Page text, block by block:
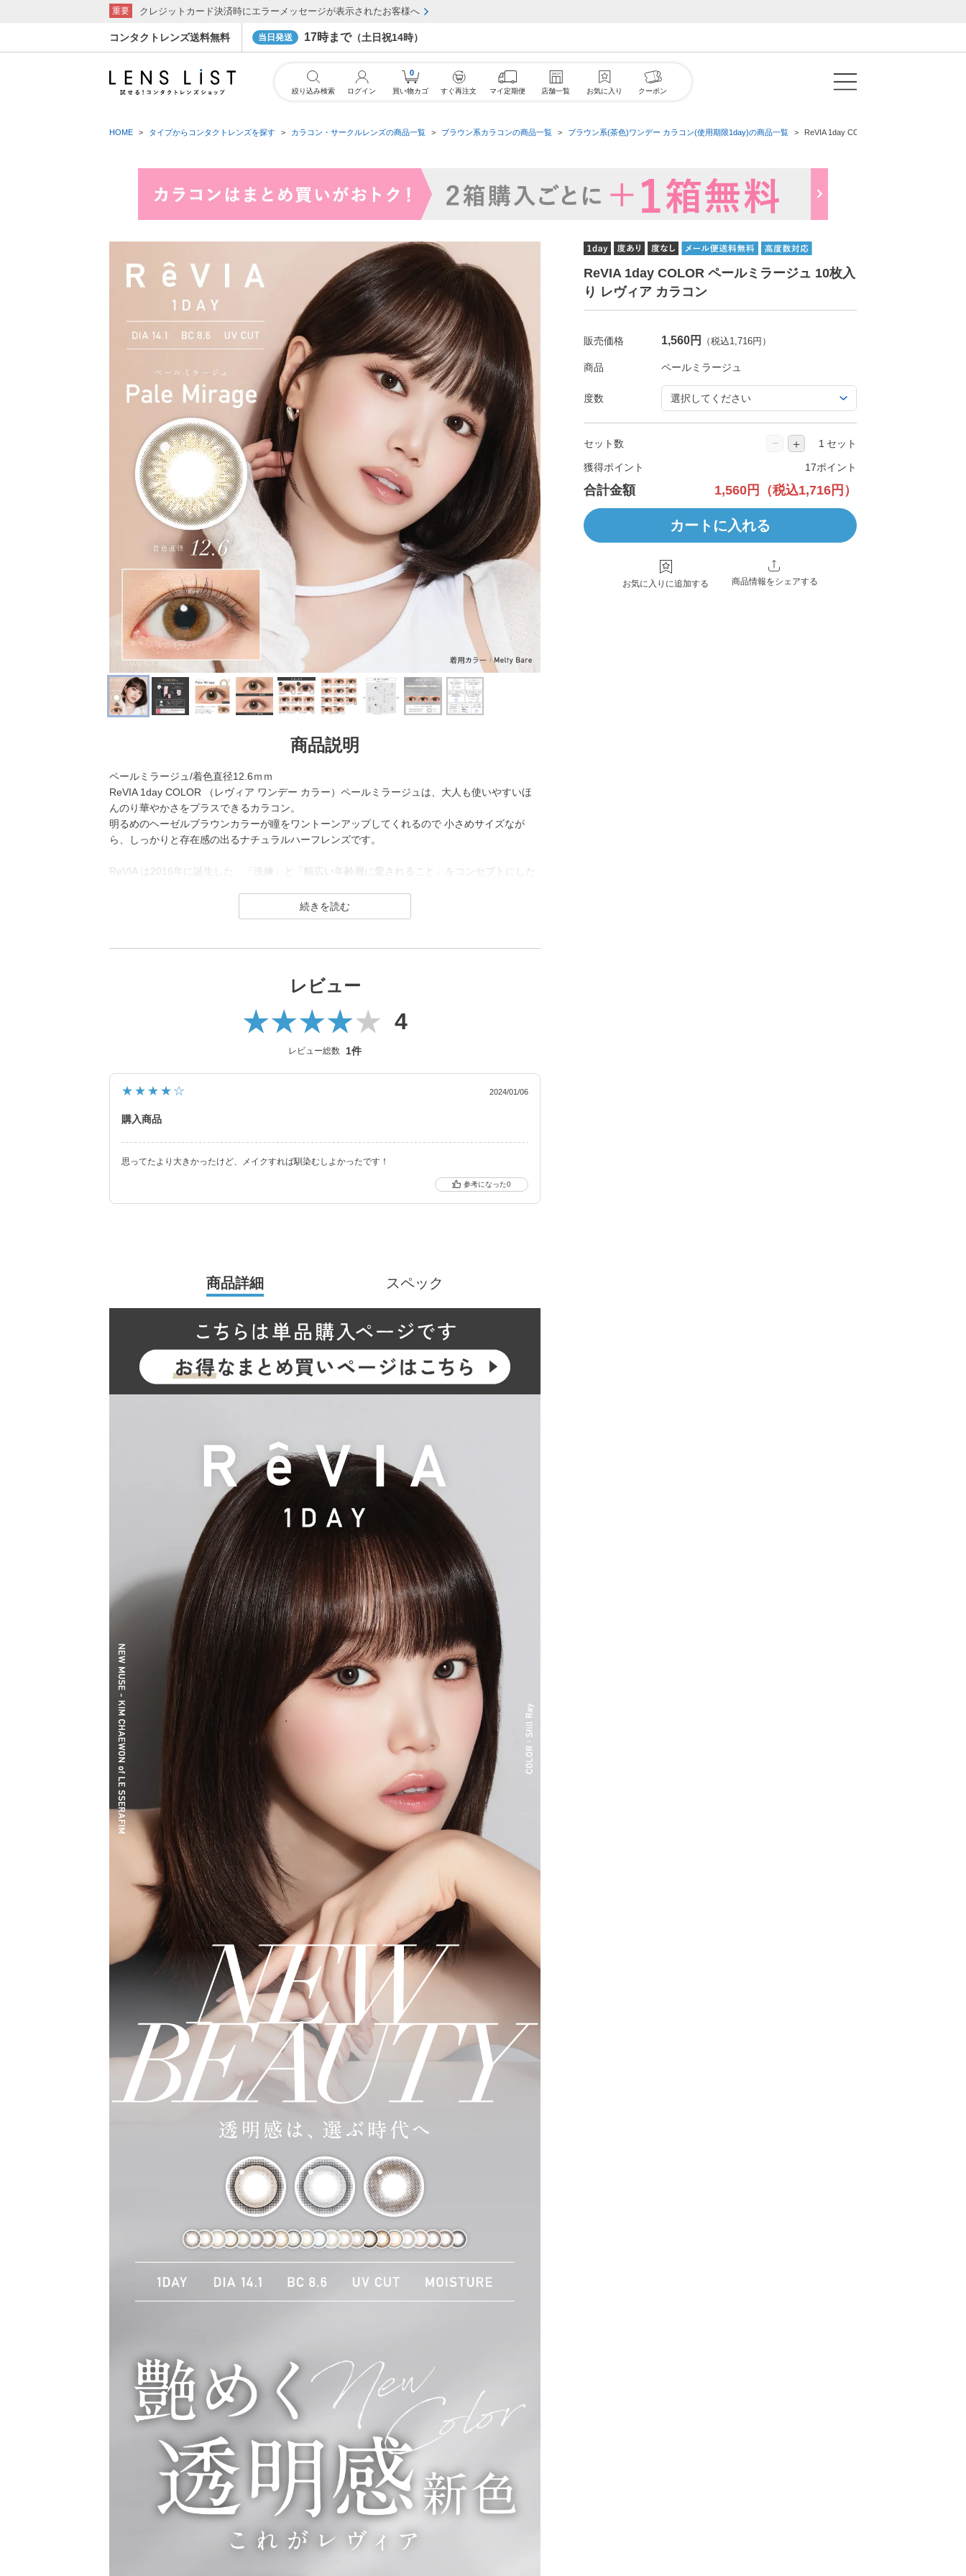
コンタクトレンズ送料無料 当日発送 17時まで（土日祝14時）
重要 クレジットカード決済時にエラーメッセージが表示されたお客様へ
HOME タイプからコンタクトレンズを探す カラコン・サークルレンズの商品一覧 ブラウン系カラコンの商品一覧 ブラウン系(茶色)ワンデー カラコン(使用期限1day)の商品一覧 ReVIA 1day COLOR ペールミラージュ 10枚
ReVIA 1day COLOR ペールミラージュ 10枚入
り レヴィア カラコン
販売価格 1,560円 （税込1,716円）
商品
度数
セット数 − ＋ セット
獲得ポイント 17ポイント
合計金額 1,560円 （税込1,716円）
カートに入れる
お気に入りに追加する 商品情報をシェアする
商品説明
ペールミラージュ/着色直径12.6ｍｍ
ReVIA 1day COLOR （レヴィア ワンデー カラー）ペールミラージュは、大人も使いやすいほ
んのり華やかさをプラスできるカラコン。
明るめのヘーゼルブラウンカラーが瞳をワントーンアップしてくれるので 小さめサイズなが
ら、しっかりと存在感の出るナチュラルハーフレンズです。
ReVIA は2016年に誕生した、「洗練」と「幅広い年齢層に愛されること」をコンセプトにした
1day（ワンデー）／1month（ワンマンス）／CLEAR（クリア）／Blue Light Barrier（ブルーラ
ラーコンタクトレンズには、“大人美的サイズ”の、大きすぎず小さすぎない絶妙なレンズサイズ
2026年には、ブランド誕生から10周年を迎えるにあたり、新イメージモデルに KIM CHAEWO
N（キム・チェウォン）さんが就任し、イメージを一新しました。
新シリーズとして、CLEAR 2week（クリアツーウィーク）／CLEAR TORIC（クリアトーリッ
ク）も誕生し、さらに充実したラインナップに。
ズ、クリアコンタクトレンズまで、 豊富なバリエーションで多くの方々の瞳に寄り添い続けて
います。
レビュー
4
レビュー総数 1件
★★★★☆ 2024/01/06
購入商品
思ってたより大きかったけど、メイクすれば馴染むしよかったです！
0
商品詳細 スペック
絞り込み検索 ログイン
0
買い物カゴ すぐ再注文 マイ定期便 店舗一覧 お気に入り クーポン
クーポン詳細